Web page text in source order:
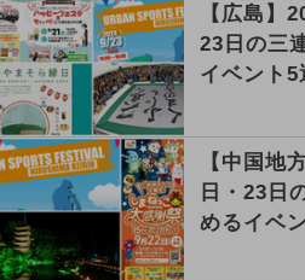
【広島】
23日の三
イベント5
【中国地
日・23日
めるイベ